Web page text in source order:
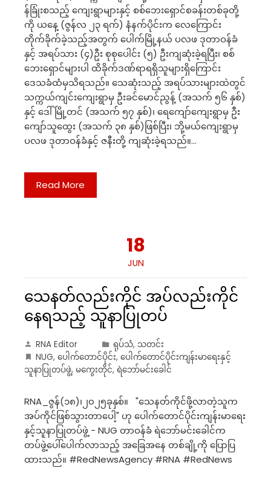
န်ခြုံးစသည့် ကျေးရွာများနှင့် စစ်ဘေးရှောင်စခန်းတစ်ခုတို့
ကို ယနေ့ (ဇွန်လ ၂၃ ရက်) နံနက်ပိုင်းက လေကြောင်း
တိုက်ခိုက်ခဲ့သည့်အတွက် ပေါက်မြို့နယ် ပလဖ ဒုတာဝန်ခံ
နှင့် အရပ်သား (၄)ဦး စုစုပေါင်း (၅) ဦးကျဆုံးခဲ့ရပြီး၊ စစ်
ဘေးရှောင်များပါ ထိခိုက်ဒဏ်ရာရရှိသူများရှိကြောင်း
ဒေသခံထံမှသိရသည်။ သေဆုံးသည့် အရပ်သားများထဲတွင်
သက္ကယ်ကျင်းကျေးရွာမှ ဦးခင်မောင်ညွန့် (အသက် ၅၆ နှစ်)
နှင့် ဒေါ်မြို့တင် (အသက် ၅၇ နှစ်)၊ ရေကျော်ကျေးရွာမှ ဦး
ကျော်သူထွေး (အသက် ၃၈ နှစ်)ဖြစ်ပြီး၊ ဘို့မယ်ကျေးရွာမှ
ပလဖ ဒုတာဝန်ခံနှင့် ဇနီးတို့ ကျဆုံးခဲ့ရသည်။…
Read More
18
JUN
သေနတ်လည်းကိုင် အပ်လည်းကိုင်
နေရသည့် သူနာပြုတပ်
RNA Editor ရုပ်သံ, သတင်း
NUG, ပေါက်တောင်ပိုင်း, ပေါက်တောင်ပိုင်းကျန်းမာရေးနှင့်
သူနာပြုတပ်ဖွဲ့, မကွေးတိုင်, ရဲဘော်မင်းခေါင်
RNA_ဇွန်(၁၈)၊၂၀၂၅ခုနှစ်။ "သေနတ်ကိုင်ဖို့လာတဲ့သူက
အပ်ကိုင်ဖြစ်သွားတာပေါ့" ဟု ပေါက်တောင်ပိုင်းကျန်းမာရေး
နှင့်သူနာပြုတပ်ဖွဲ့ - NUG တာဝန်ခံ ရဲဘော်မင်းခေါင်က
တပ်ဖွဲ့ပေါ်ပေါက်လာသည့် အခြေအနေ တစ်ချို့ကို ပြောပြ
ထားသည်။ #RedNewsAgency #RNA #RedNews